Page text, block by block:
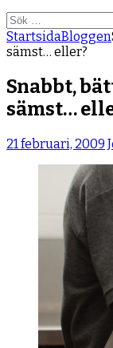
Sök
efter:
StartsidaBloggen
sämst… eller?
Snabbt,
sämst…
21 februari, 2009